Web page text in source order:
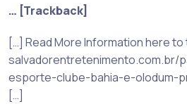
… [Trackback]
[…] Read More Information here
salvadorentretenimento.com.br/
esporte-clube-bahia-e-olodum-
[…]